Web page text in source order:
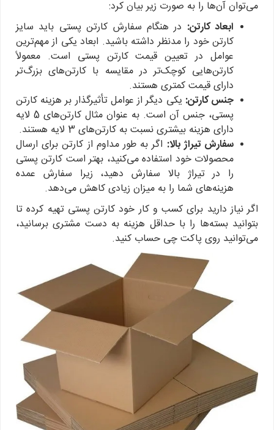
می‌توان آن‌ها را به صورت زیر بیان کرد:
ابعاد کارتن: در هنگام سفارش کارتن پستی باید سایز
کارتن خود را مدنظر داشته باشید. ابعاد یکی از مهم‌ترین
عوامل در تعیین قیمت کارتن پستی است. معمولاً
کارتن‌هایی کوچک‌تر در مقایسه با کارتن‌های بزرگ‌تر
دارای قیمت کمتری هستند.
جنس کارتن: یکی دیگر از عوامل تأثیرگذار بر هزینه کارتن
پستی، جنس آن است. به عنوان مثال کارتن‌های 5 لایه
دارای هزینه بیشتری نسبت به کارتن‌های 3 لایه هستند.
سفارش تیراژ بالا: اگر به طور مداوم از کارتن برای ارسال
محصولات خود استفاده می‌کنید، بهتر است کارتن پستی
را در تیراژ بالا سفارش دهید، زیرا سفارش عمده
هزینه‌های شما را به میزان زیادی کاهش می‌دهد.
اگر نیاز دارید برای کسب و کار خود کارتن پستی تهیه کرده تا
بتوانید بسته‌ها را با حداقل هزینه به دست مشتری برسانید،
می‌توانید روی پاکت چی حساب کنید.